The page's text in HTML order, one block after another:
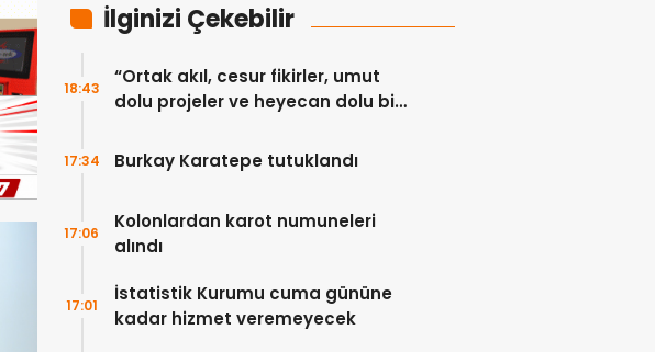
İlginizi Çekebilir
“Ortak akıl, cesur fikirler, umut
dolu projeler ve heyecan dolu bir
18:43
Burkay Karatepe tutuklandı
17:34
Kolonlardan karot numuneleri
alındı
17:06
İstatistik Kurumu cuma gününe
kadar hizmet veremeyecek
17:01